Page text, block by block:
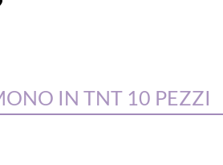
IN TNT 10 PEZZI